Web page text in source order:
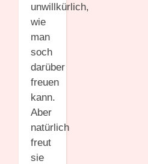
unwillkürlich,
wie
man
soch
darüber
freuen
kann.
Aber
natürlich
freut
sie